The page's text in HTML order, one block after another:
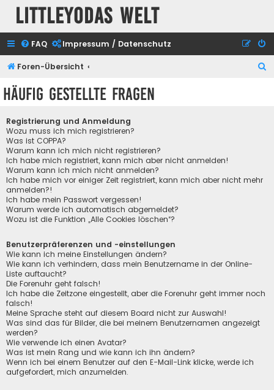
Littleyodas Welt
FAQ Impressum / Datenschutz
Foren-Übersicht
Häufig gestellte Fragen
Registrierung und Anmeldung
Wozu muss ich mich registrieren?
Was ist COPPA?
Warum kann ich mich nicht registrieren?
Ich habe mich registriert, kann mich aber nicht anmelden!
Warum kann ich mich nicht anmelden?
Ich habe mich vor einiger Zeit registriert, kann mich aber nicht mehr
anmelden?!
Ich habe mein Passwort vergessen!
Warum werde ich automatisch abgemeldet?
Wozu ist die Funktion „Alle Cookies löschen“?
Benutzerpräferenzen und -einstellungen
Wie kann ich meine Einstellungen ändern?
Wie kann ich verhindern, dass mein Benutzername in der Online-
Liste auftaucht?
Die Forenuhr geht falsch!
Ich habe die Zeitzone eingestellt, aber die Forenuhr geht immer noch
falsch!
Meine Sprache steht auf diesem Board nicht zur Auswahl!
Was sind das für Bilder, die bei meinem Benutzernamen angezeigt
werden?
Wie verwende ich einen Avatar?
Was ist mein Rang und wie kann ich ihn ändern?
Wenn ich bei einem Benutzer auf den E-Mail-Link klicke, werde ich
aufgefordert, mich anzumelden.